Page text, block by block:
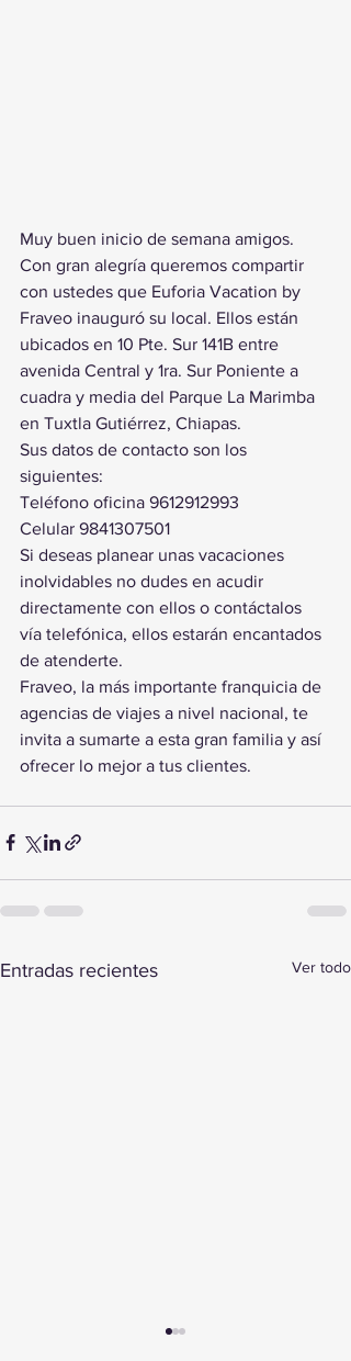
Muy buen inicio de semana amigos.
Con gran alegría queremos compartir
con ustedes que Euforia Vacation by
Fraveo inauguró su local. Ellos están
ubicados en 10 Pte. Sur 141B entre
avenida Central y 1ra. Sur Poniente a
cuadra y media del Parque La Marimba
en Tuxtla Gutiérrez, Chiapas.
Sus datos de contacto son los
siguientes:
Teléfono oficina 9612912993
Celular 9841307501
Si deseas planear unas vacaciones
inolvidables no dudes en acudir
directamente con ellos o contáctalos
vía telefónica, ellos estarán encantados
de atenderte.
Fraveo, la más importante franquicia de
agencias de viajes a nivel nacional, te
invita a sumarte a esta gran familia y así
ofrecer lo mejor a tus clientes.
Entradas recientes Ver todo